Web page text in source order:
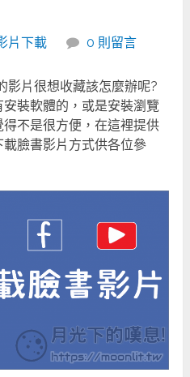
片下載 0 則留言
影片很想收藏該怎麼辦呢?
裝軟體的，或是安裝瀏覽
不是很方便，在這裡提供
臉書影片方式供各位參